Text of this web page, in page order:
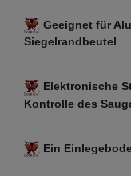
Geeignet für
Siegelrandbeutel
Elektronische
Kontrolle des
Ein